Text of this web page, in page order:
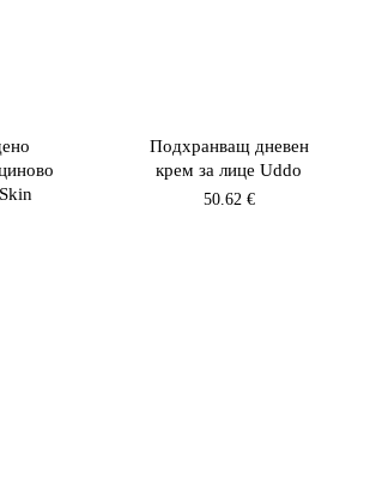
Подхранващ дневен
крем за лице Uddo
50.62 €